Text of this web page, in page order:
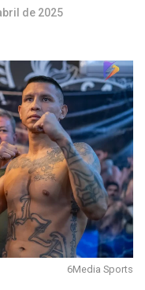
de 2025
6Media Sports